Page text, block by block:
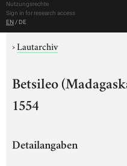
Nutzungsrechte
Sign in for research access
EN / DE
›Lautarchiv
Betsileo
1554
Detailangaben